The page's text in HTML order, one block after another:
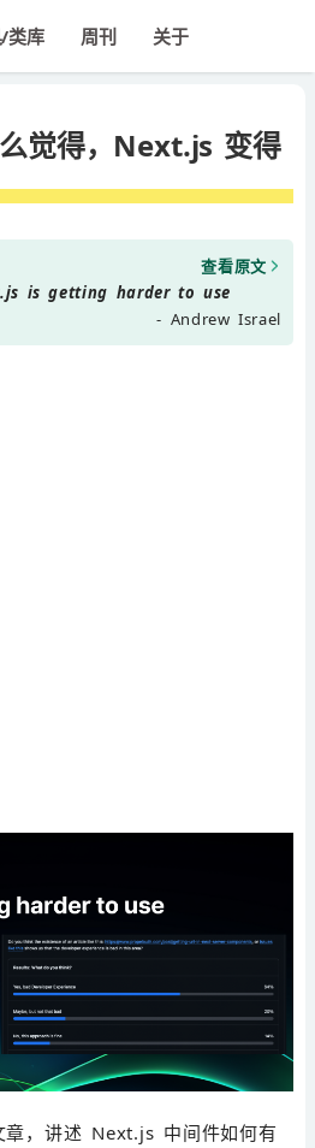
类库 周刊 关于
觉得，Next.js 变得
查看原文
is getting harder to use
- Andrew Israel
章，讲述 Next.js 中间件如何有